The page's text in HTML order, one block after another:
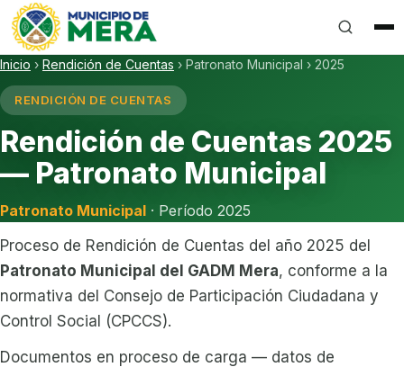
Gobierno Autónomo Descentralizado Municipal del
Inicio › Rendición de Cuentas › Patronato Municipal › 2025
RENDICIÓN DE CUENTAS
Rendición de Cuentas 2025
— Patronato Municipal
Patronato Municipal · Período 2025
Proceso de Rendición de Cuentas del año 2025 del
Patronato Municipal del GADM Mera, conforme a la
normativa del Consejo de Participación Ciudadana y
Control Social (CPCCS).
Documentos en proceso de carga — datos de